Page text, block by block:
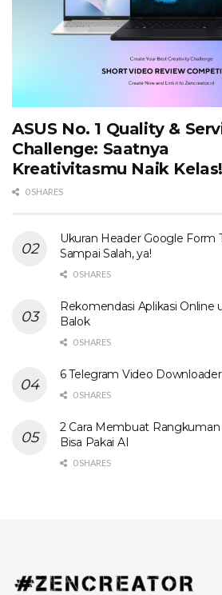
ASUS No. 1 Quality &
Challenge: Saatnya
Kreativitasmu Naik Kelas!
0 SHARES
Ukuran Header Google Form
Sampai Salah, ya!
0 SHARES
Rekomendasi Aplikasi
Balok
0 SHARES
6 Telegram Video Downloader
0 SHARES
2 Cara Membuat Rangkuman
Bisa Pakai AI
0 SHARES